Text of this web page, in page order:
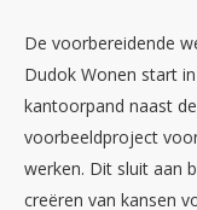
De voorbereidende
Dudok Wonen start
kantoorpand naast
voorbeeldproject
werken. Dit sluit aan
creëren van kansen